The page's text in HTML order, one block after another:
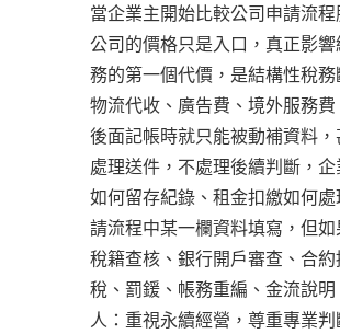
當企業主開始比較公司申請流
公司的價格只是入口，真正影
務的第一個代價，是結構性稅
物流代收、廣告費、境外服務
後面記帳時就只能被動補資料
處理送件，不處理後續判斷，
如何留存紀錄、租金扣繳如何
請流程中某一欄資料填寫，但
稅籍查核、銀行開戶審查、合
稅、罰鍰、帳務重編、金流說
人：重視永續經營，尊重專業